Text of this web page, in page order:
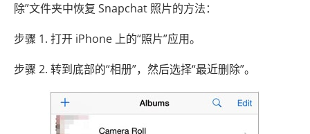
除”文件夹中恢复 Snapchat 照片的方法：
步骤 1. 打开 iPhone 上的“照片”应用。
步骤 2. 转到底部的“相册”，然后选择“最近删除”。